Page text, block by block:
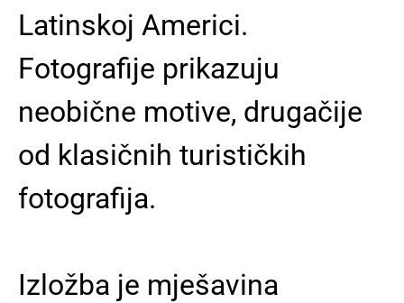
Latinskoj Americi.
Fotografije prikazuju
neobične motive, drugačije
od klasičnih turističkih
fotografija.
Izložba je mješavina